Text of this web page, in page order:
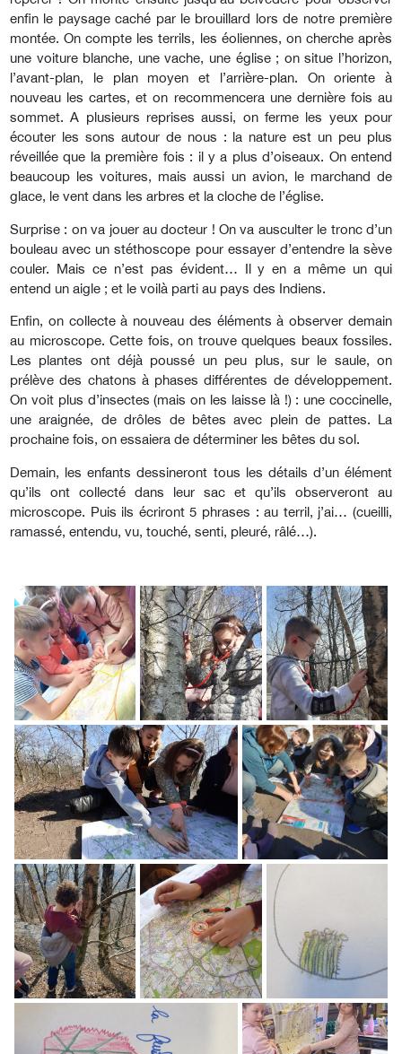
enfin le paysage caché par le brouillard lors de notre première
montée. On compte les terrils, les éoliennes, on cherche après
une voiture blanche, une vache, une église ; on situe l’horizon,
l’avant-plan, le plan moyen et l’arrière-plan. On oriente à
nouveau les cartes, et on recommencera une dernière fois au
sommet. A plusieurs reprises aussi, on ferme les yeux pour
écouter les sons autour de nous : la nature est un peu plus
réveillée que la première fois : il y a plus d’oiseaux. On entend
beaucoup les voitures, mais aussi un avion, le marchand de
glace, le vent dans les arbres et la cloche de l’église.
Surprise : on va jouer au docteur ! On va ausculter le tronc d’un
bouleau avec un stéthoscope pour essayer d’entendre la sève
couler. Mais ce n’est pas évident… Il y en a même un qui
entend un aigle ; et le voilà parti au pays des Indiens.
Enfin, on collecte à nouveau des éléments à observer demain
au microscope. Cette fois, on trouve quelques beaux fossiles.
Les plantes ont déjà poussé un peu plus, sur le saule, on
prélève des chatons à phases différentes de développement.
On voit plus d’insectes (mais on les laisse là !) : une coccinelle,
une araignée, de drôles de bêtes avec plein de pattes. La
prochaine fois, on essaiera de déterminer les bêtes du sol.
Demain, les enfants dessineront tous les détails d’un élément
qu’ils ont collecté dans leur sac et qu’ils observeront au
microscope. Puis ils écriront 5 phrases : au terril, j’ai… (cueilli,
ramassé, entendu, vu, touché, senti, pleuré, râlé…).